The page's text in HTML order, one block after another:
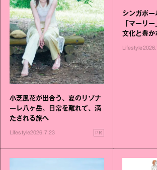
小芝風花が出合う、夏のリゾナ
ーレ八ヶ岳。日常を離れて、満
たされる旅へ
Lifestyle2026.7.23 PR
シンガポー
「マーリ
文化と豊か
Lifestyle